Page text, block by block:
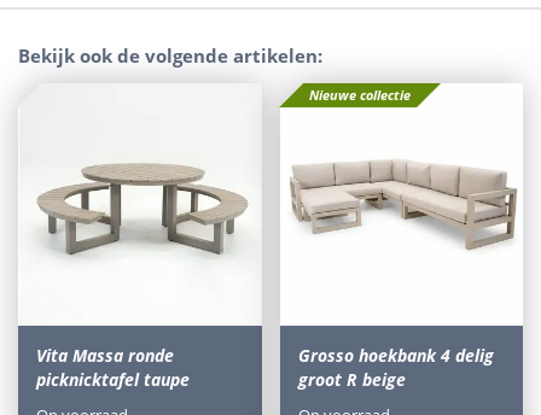
Bekijk ook de volgende artikelen:
Vita Massa ronde
picknicktafel taupe
Nieuwe collectie
Grosso hoekbank 4 delig
groot R beige